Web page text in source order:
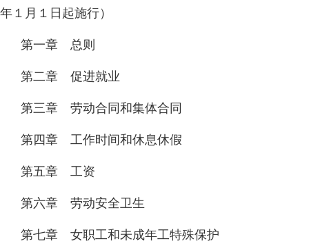
年１月１日起施行）
第一章 总则
第二章 促进就业
第三章 劳动合同和集体合同
第四章 工作时间和休息休假
第五章 工资
第六章 劳动安全卫生
第七章 女职工和未成年工特殊保护